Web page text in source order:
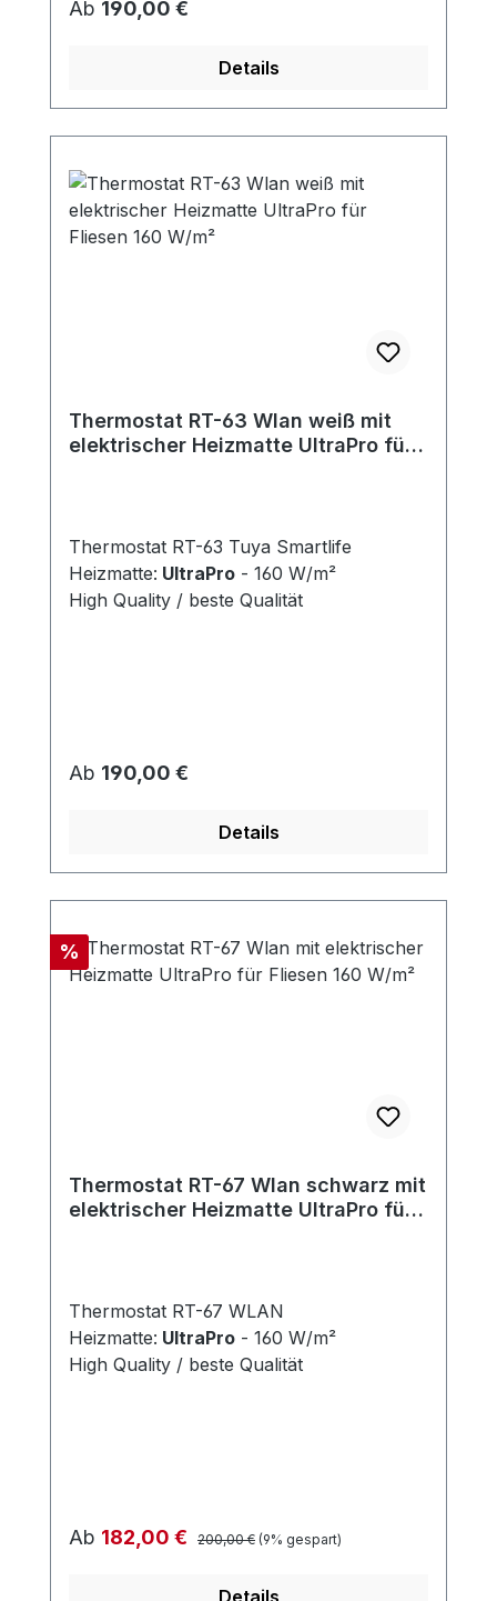
Regulärer Preis:
Ab 190,00 €
Details
Thermostat RT-63 Wlan weiß mit
elektrischer Heizmatte UltraPro für
Thermostat RT-63 Tuya Smartlife
Heizmatte: UltraPro - 160 W/m²
High Quality / beste Qualität
Regulärer Preis:
Ab 190,00 €
Details
Rabatt
%
Thermostat RT-67 Wlan schwarz mit
elektrischer Heizmatte UltraPro für
Thermostat RT-67 WLAN
Heizmatte: UltraPro - 160 W/m²
High Quality / beste Qualität
Verkaufspreis:
Ab 182,00 € Regulärer Preis:
200,00 € (9% gespart)
Details